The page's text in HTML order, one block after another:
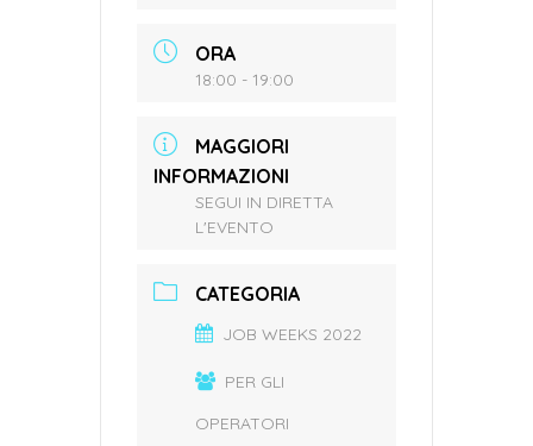
ORA
18:00 - 19:00
MAGGIORI
INFORMAZIONI
SEGUI IN DIRETTA
L'EVENTO
CATEGORIA
JOB WEEKS 2022
PER GLI
OPERATORI